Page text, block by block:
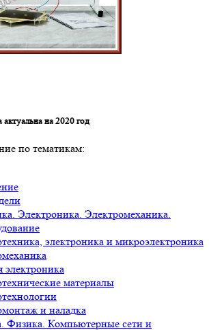
на 2020 год
по тематикам:
Электроника. Электромеханика.
электроника и микроэлектроника
электроника
материалы
и наладка
Физика. Компьютерные сети и